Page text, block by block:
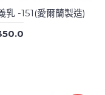
-151(愛爾蘭製造)